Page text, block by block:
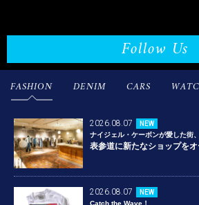
Follow Us
FASHION DENIM CARS
2026.08.07
NEW
ナイジェル・ケーボンが愛した街、
表参道に新たなショップを
2026.08.07
NEW
Catch the Wave！